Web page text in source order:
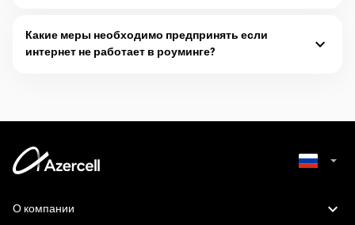
Подробнее
Какие меры необходимо предпринять если
интернет не работает в роуминге?
О компании